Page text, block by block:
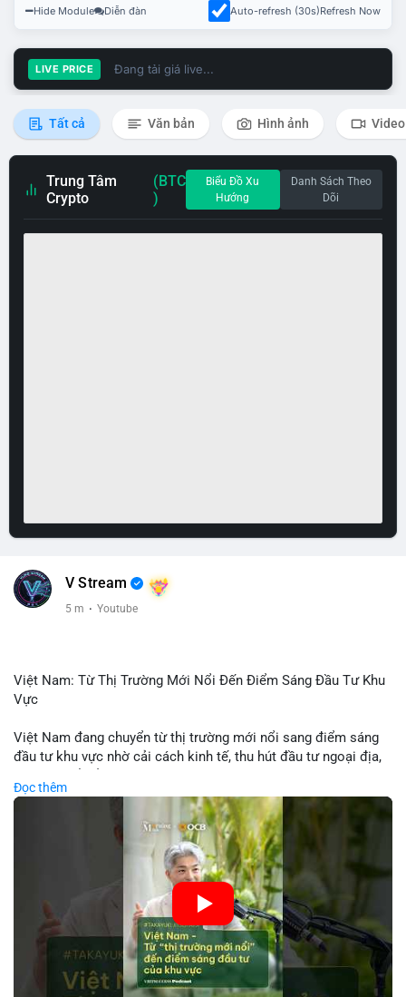
Hide Module Diễn đàn Auto-refresh (30s)Refresh Now
LIVE PRICE Đang tải giá live...
Tất cả Văn bản Hình ảnh Video
Trung Tâm
Crypto
(BTC
)
Biểu Đồ Xu
Hướng
Danh Sách Theo
Dõi
V Stream
5 m · Youtube
Việt Nam: Từ Thị Trường Mới Nổi Đến Điểm Sáng Đầu Tư Khu
Vực
Việt Nam đang chuyển từ thị trường mới nổi sang điểm sáng
đầu tư khu vực nhờ cải cách kinh tế, thu hút đầu tư ngoại địa,
hội cho nhà đầu tư lặp lại mô hình thành công của các quốc
gia đang phát triển. Nền tảng crypto tại Việt Nam cũng tăng
trưởng nhờ chính sách ổn định và sự quan tâm từ nhà đầu tư
🎥 Xem video trực tiếp tại:
Nguồn: VIETSUCCESS
Đọc thêm